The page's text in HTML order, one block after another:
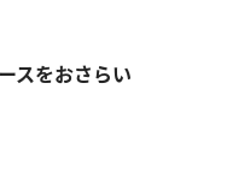
スをおさらい